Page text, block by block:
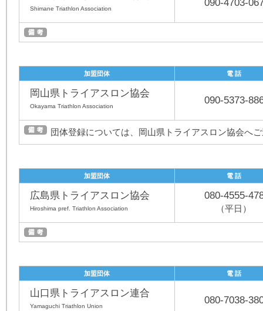
Shimane Triathlon Association
090-4703-
加盟団体 電 話
岡山県トライアスロン協会
Okayama Triathlon Association
090-5373-
団体登録については、岡山県トライアスロン協会へ
加盟団体 電 話
広島県トライアスロン協会
Hiroshima pref. Triathlon Association
080-4555-
（平日）
加盟団体 電 話
山口県トライアスロン連合
Yamaguchi Triathlon Union
080-7038-